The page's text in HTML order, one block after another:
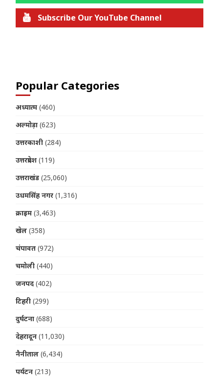
Subscribe Our YouTube Channel
Popular Categories
अध्यात्म (460)
अल्मोड़ा (623)
उत्तरकाशी (284)
उत्तरप्रदेश (119)
उत्तराखंड (25,060)
उधमसिंह नगर (1,316)
क्राइम (3,463)
खेल (358)
चंपावत (972)
चमोली (440)
जनपद (402)
टिहरी (299)
दुर्घटना (688)
देहरादून (11,030)
नैनीताल (6,434)
पर्यटन (213)